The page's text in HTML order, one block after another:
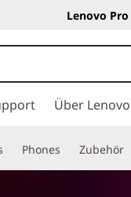
Lenovo Pro
Über Lenovo
Phones Zubehör